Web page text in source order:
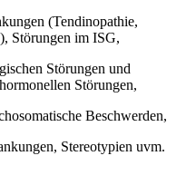
(Tendinopathie,
Störungen im ISG,
Störungen und
Störungen,
Beschwerden,
Stereotypien uvm.